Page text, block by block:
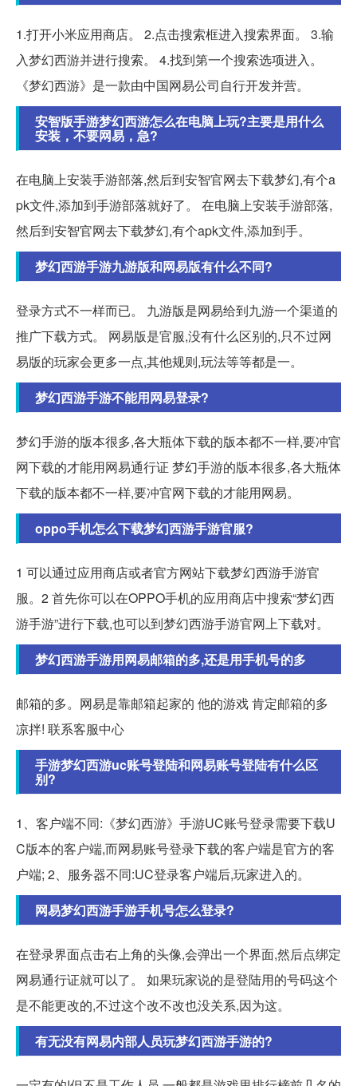
1.打开小米应用商店。 2.点击搜索框进入搜索界面。 3.输
入梦幻西游并进行搜索。 4.找到第一个搜索选项进入。
《梦幻西游》是一款由中国网易公司自行开发并营。
安智版手游梦幻西游怎么在电脑上玩?主要是用什么
安装，不要网易，急?
在电脑上安装手游部落,然后到安智官网去下载梦幻,有个a
pk文件,添加到手游部落就好了。 在电脑上安装手游部落,
然后到安智官网去下载梦幻,有个apk文件,添加到手。
梦幻西游手游九游版和网易版有什么不同?
登录方式不一样而已。 九游版是网易给到九游一个渠道的
推广下载方式。 网易版是官服,没有什么区别的,只不过网
易版的玩家会更多一点,其他规则,玩法等等都是一。
梦幻西游手游不能用网易登录?
梦幻手游的版本很多,各大瓶体下载的版本都不一样,要冲官
网下载的才能用网易通行证 梦幻手游的版本很多,各大瓶体
下载的版本都不一样,要冲官网下载的才能用网易。
oppo手机怎么下载梦幻西游手游官服?
1 可以通过应用商店或者官方网站下载梦幻西游手游官
服。2 首先你可以在OPPO手机的应用商店中搜索“梦幻西
游手游”进行下载,也可以到梦幻西游手游官网上下载对。
梦幻西游手游用网易邮箱的多,还是用手机号的多
邮箱的多。网易是靠邮箱起家的 他的游戏 肯定邮箱的多
凉拌! 联系客服中心
手游梦幻西游uc账号登陆和网易账号登陆有什么区
别?
1、客户端不同:《梦幻西游》手游UC账号登录需要下载U
C版本的客户端,而网易账号登录下载的客户端是官方的客
户端; 2、服务器不同:UC登录客户端后,玩家进入的。
网易梦幻西游手游手机号怎么登录?
在登录界面点击右上角的头像,会弹出一个界面,然后点绑定
网易通行证就可以了。 如果玩家说的是登陆用的号码这个
是不能更改的,不过这个改不改也没关系,因为这。
有无没有网易内部人员玩梦幻西游手游的?